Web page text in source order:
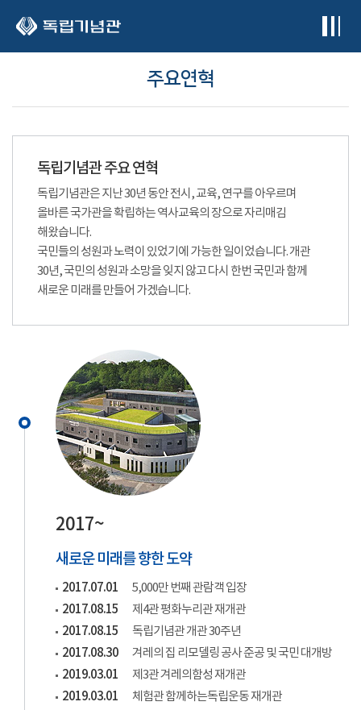
주요연혁
독립기념관 주요 연혁
독립기념관은 지난 30년 동안 전시, 교육, 연구를 아우르며
올바른 국가관을 확립하는 역사교육의 장으로 자리매김
해왔습니다.
국민들의 성원과 노력이 있었기에 가능한 일이었습니다. 개관
30년, 국민의 성원과 소망을 잊지 않고 다시 한번 국민과 함께
새로운 미래를 만들어 가겠습니다.
2017~
새로운 미래를 향한 도약
2017.07.01
5,000만 번째 관람객 입장
2017.08.15
제4관 평화누리관 재개관
2017.08.15
독립기념관 개관 30주년
2017.08.30
겨레의 집 리모델링 공사 준공 및 국민 대개방
2019.03.01
제3관 겨레의함성 재개관
2019.03.01
체험관 함께하는독립운동 재개관